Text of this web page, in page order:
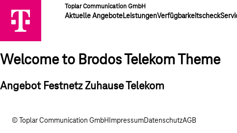
Toplar Communication GmbH
Aktuelle AngeboteLeistungenVerfügbarkeitscheck
Welcome to Brodos Telekom Theme
Angebot Festnetz Zuhause Telekom
© Toplar Communication GmbH ImpressumDatenschutzAGB